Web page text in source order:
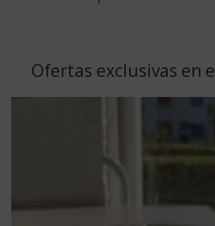
Ofertas exclusivas en